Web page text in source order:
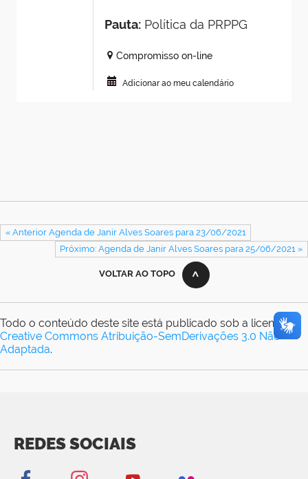
Pauta:Política da PRPPG
Compromisso on-line
Adicionar ao meu calendário
« Anterior Agenda de Janir Alves Soares para 23/06/2021
Próximo: Agenda de Janir Alves Soares para 25/06/2021 »
VOLTAR AO TOPO
Todo o conteúdo deste site está publicado sob a licença
Creative Commons Atribuição-SemDerivações 3.0 Não
Adaptada.
REDES SOCIAIS